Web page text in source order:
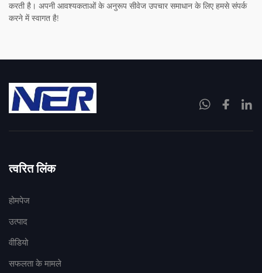
करती है। अपनी आवश्यकताओं के अनुरूप सीवेज उपचार समाधान के लिए हमसे संपर्क
करने में स्वागत है!
त्वरित लिंक
होमपेज
उत्पाद
वीडियो
सफलता के मामले